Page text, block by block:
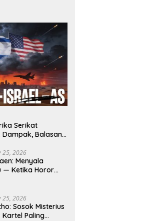
Serikat
Dampak, Balasan,
25, 2026
Menyala
— Ketika Horor
25, 2026
Sosok Misterius
Kartel Paling